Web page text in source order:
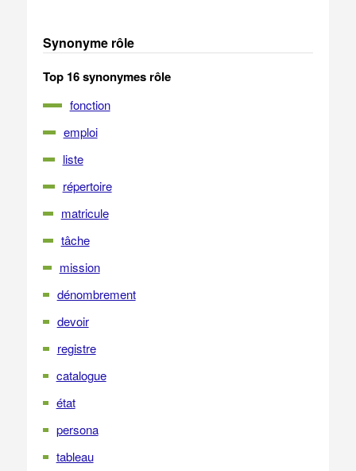
Synonyme rôle
Top 16 synonymes rôle
fonction
emploi
liste
répertoire
matricule
tâche
mission
dénombrement
devoir
registre
catalogue
état
persona
tableau